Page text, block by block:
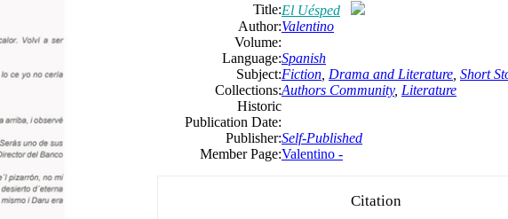
Title:El Uésped
Author:Valentino
Volume:
Language:Spanish
Subject:Fiction Drama and Literature Short
Collections:Authors Community, Literature
Historic
Publication Date:
Publisher:Self-Published
Member Page:Valentino -
Citation